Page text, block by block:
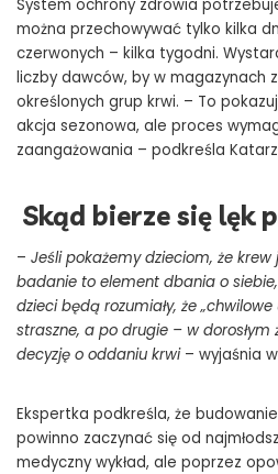
System ochrony zdrowia
można przechowywać tylko kilka
czerwonych – kilka tygodni.
liczby dawców, by w magazynach
określonych grup krwi. – To
akcja sezonowa, ale proces
zaangażowania – podkreśla
Skąd bierze się lęk
– Jeśli pokażemy dzieciom, że krew
badanie to element dbania o
dzieci będą rozumiały, że „chwilowe
straszne, a po drugie – w dorosłym
decyzję o oddaniu krwi– wyjaśnia
Ekspertka podkreśla, że
powinno zaczynać się od
medyczny wykład, ale poprzez